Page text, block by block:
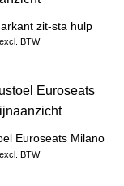
zit-sta hulp
excl. BTW
Euroseats Milano
excl. BTW